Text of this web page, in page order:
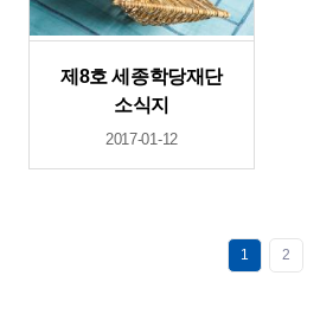
제8호 세종학당재단
소식지
2017-01-12
1 2